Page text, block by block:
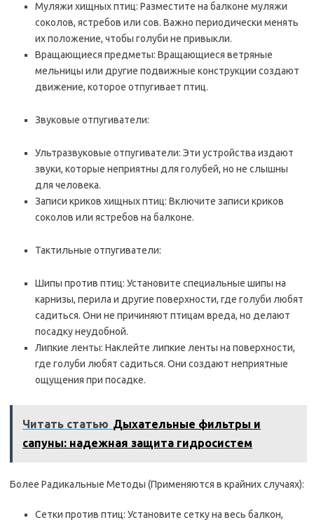
Муляжи хищных птиц: Разместите на балконе муляжи
соколов, ястребов или сов. Важно периодически менять
их положение, чтобы голуби не привыкли.
Вращающиеся предметы: Вращающиеся ветряные
мельницы или другие подвижные конструкции создают
движение, которое отпугивает птиц.
Звуковые отпугиватели:
Ультразвуковые отпугиватели: Эти устройства издают
звуки, которые неприятны для голубей, но не слышны
для человека.
Записи криков хищных птиц: Включите записи криков
соколов или ястребов на балконе.
Тактильные отпугиватели:
Шипы против птиц: Установите специальные шипы на
карнизы, перила и другие поверхности, где голуби любят
садиться. Они не причиняют птицам вреда, но делают
посадку неудобной.
Липкие ленты: Наклейте липкие ленты на поверхности,
где голуби любят садиться. Они создают неприятные
ощущения при посадке.
Читать статью Дыхательные фильтры и
сапуны: надежная защита гидросистем
Более Радикальные Методы (Применяются в крайних случаях):
Сетки против птиц: Установите сетку на весь балкон,